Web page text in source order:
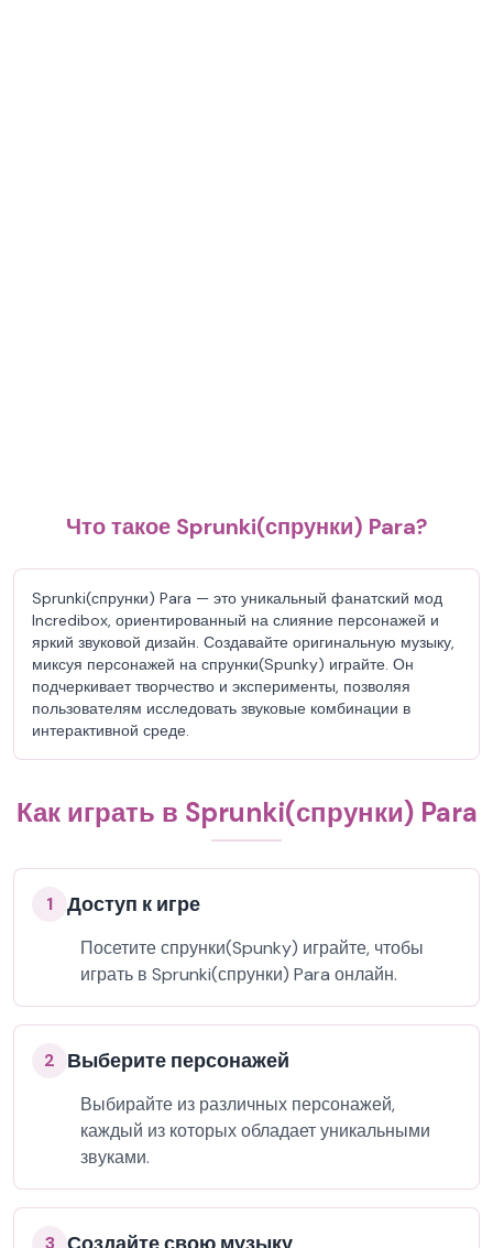
Что такое Sprunki(спрунки) Para?
Sprunki(спрунки) Para — это уникальный фанатский мод
Incredibox, ориентированный на слияние персонажей и
яркий звуковой дизайн. Создавайте оригинальную музыку,
миксуя персонажей на спрунки(Spunky) играйте. Он
подчеркивает творчество и эксперименты, позволяя
пользователям исследовать звуковые комбинации в
интерактивной среде.
Как играть в Sprunki(спрунки) Para
1 Доступ к игре
Посетите спрунки(Spunky) играйте, чтобы
играть в Sprunki(спрунки) Para онлайн.
2 Выберите персонажей
Выбирайте из различных персонажей,
каждый из которых обладает уникальными
звуками.
3